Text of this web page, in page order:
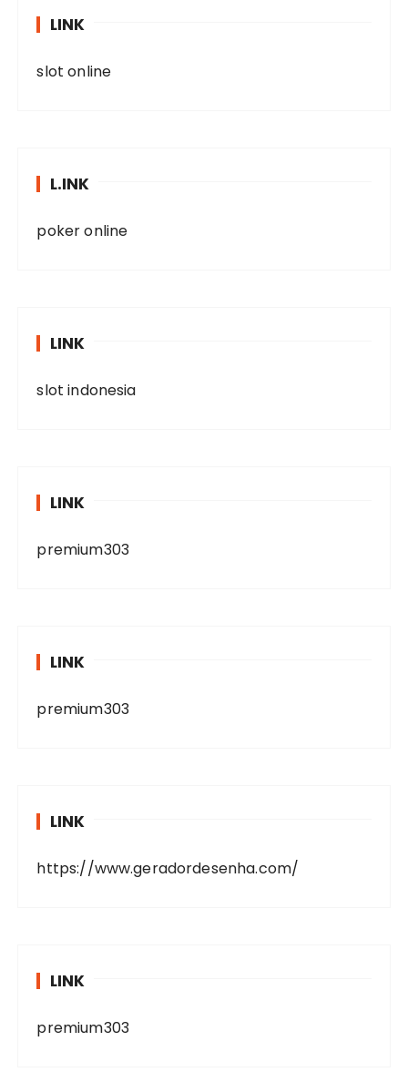
LINK
slot online
L.INK
poker online
LINK
slot indonesia
LINK
premium303
LINK
premium303
LINK
https://www.geradordesenha.com/
LINK
premium303